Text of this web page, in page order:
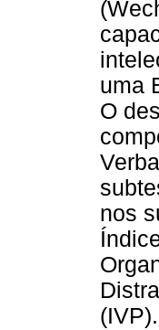
uma
O
nos
(IVP).